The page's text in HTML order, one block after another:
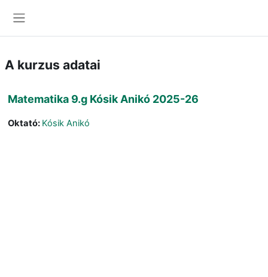
A kurzus adatai
Matematika 9.g Kósik Anikó 2025-26
Oktató: Kósik Anikó